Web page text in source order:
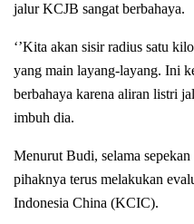
jalur KCJB sangat berbahaya.
‘’Kita akan sisir radius satu
yang main layang-layang. Ini
berbahaya karena aliran listri
imbuh dia.
Menurut Budi, selama
pihaknya terus melakukan
Indonesia China (KCIC).